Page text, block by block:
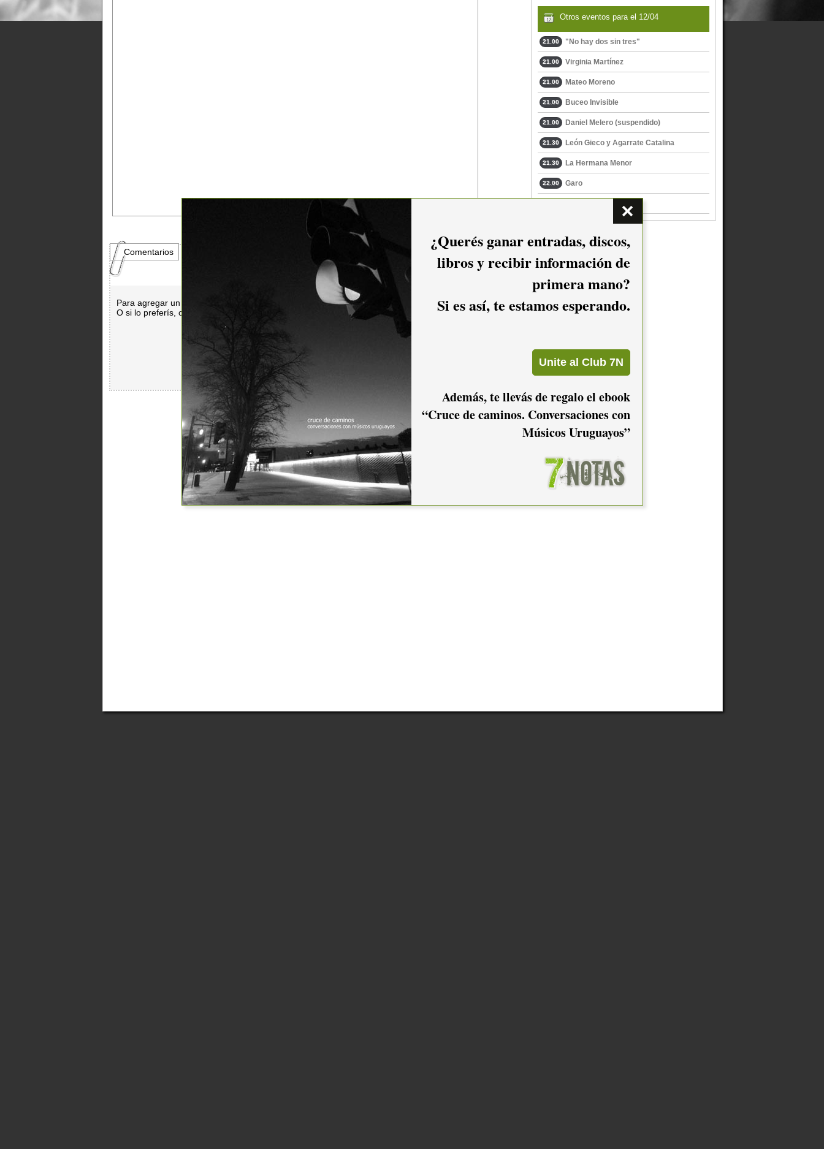
Comentarios
Para agregar un comentario es necesario hacer
login.
O si lo preferís, con
Otros eventos para el 12/04
21.00 "No hay dos sin tres"
21.00 Virginia Martínez
21.00 Mateo Moreno
21.00 Buceo Invisible
21.00 Daniel Melero (suspendido)
21.30 León Gieco y Agarrate Catalina
21.30 La Hermana Menor
22.00 Garo
¿Querés ganar entradas, discos,
libros y recibir información de
primera mano?
Si es así, te estamos esperando.
Además, te llevás de regalo el ebook
“Cruce de caminos. Conversaciones con
Músicos Uruguayos”